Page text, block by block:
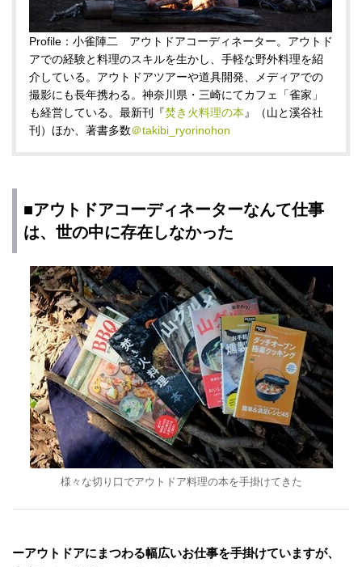
Profile：小雀陣二 アウトドアコーディネーター。アウトド
アでの経験と料理のスキルを生かし、手軽な野外料理を紹
介している。アウトドアツアーや道具開発、メディアでの
撮影にも長年携わる。神奈川県・三崎にてカフェ「雀家」
も経営している。最新刊『焚き火料理の本 』（山と溪谷社
刊）ほか、著書多数＠takibi_ryorinohon
■アウトドアコーディネーターなんて仕事
は、世の中に存在しなかった
様々な切り口でアウトドア料理の本を手掛けてきた
ーアウトドアにまつわる幅広いお仕事を手掛けていますが、